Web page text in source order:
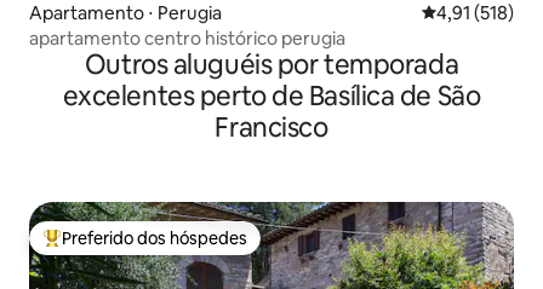
Apartamento ⋅ Perugia 4,91 de uma
4,91 (518)
apartamento centro histórico perugia
Outros aluguéis por temporada
excelentes perto de Basílica de São
Francisco
Entre os melhores preferidos dos hóspedes
Preferido dos hóspedes